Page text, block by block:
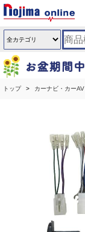
トップ カーナビ・カーAV